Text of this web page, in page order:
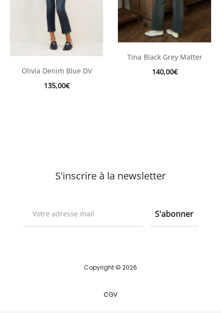
Olivia Denim Blue DV
135,00€
Tina Black Grey Matter
140,00€
S'inscrire à la newsletter
Copyright © 2026
CGV